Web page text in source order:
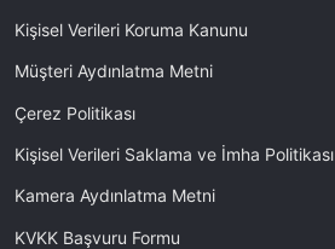
Kişisel Verileri Koruma Kanunu
Müşteri Aydınlatma Metni
Çerez Politikası
Kişisel Verileri Saklama ve İmha Politikası
Kamera Aydınlatma Metni
KVKK Başvuru Formu